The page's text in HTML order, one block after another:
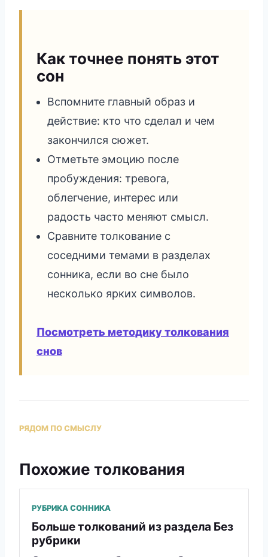
Как точнее понять этот
сон
Вспомните главный образ и
действие: кто что сделал и чем
закончился сюжет.
Отметьте эмоцию после
пробуждения: тревога,
облегчение, интерес или
радость часто меняют смысл.
Сравните толкование с
соседними темами в разделах
сонника, если во сне было
несколько ярких символов.
Посмотреть методику толкования
снов
РЯДОМ ПО СМЫСЛУ
Похожие толкования
РУБРИКА СОННИКА
Больше толкований из раздела Без
рубрики